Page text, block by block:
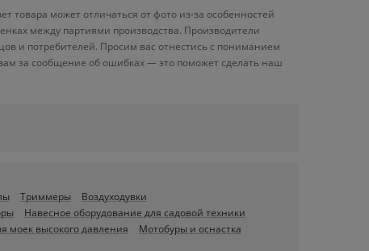
товара может отличаться от фото из-за особенностей
между партиями производства. Производители
и потребителей. Просим вас отнестись с пониманием
за сообщение об ошибках — это поможет сделать наш
Триммеры
Воздуходувки
Навесное оборудование для садовой техники
моек высокого давления
Мотобуры и оснастка